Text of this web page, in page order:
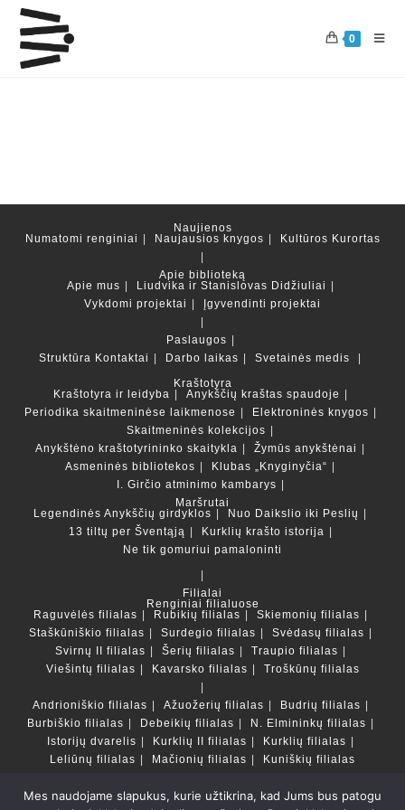
Skip
content
0
Naujienos
Numatomi renginiai
Naujausios knygos Kultūros Kurortas
Apie biblioteką
Apie mus
Liudvika ir Stanislovas Didžiuliai
Vykdomi projektai
Įgyvendinti projektai
Paslaugos
Struktūra Kontaktai Darbo laikas
Svetainės medis
Kraštotyra
Kraštotyra ir leidyba
Anykščių kraštas spaudoje
Periodika skaitmeninėse laikmenose
Elektroninės knygos
Skaitmeninės kolekcijos
Anykštėno kraštotyrininko skaitykla
Žymūs anykštėnai
Asmeninės bibliotekos
Klubas „Knyginyčia“
I. Girčio atminimo kambarys
Maršrutai
Legendinės Anykščių girdyklos
Nuo Daikslio iki Peslių
13 tiltų per Šventąją
Kurklių krašto istorija
Ne tik gomuriui pamaloninti
Filialai
Renginiai filialuose
Raguvėlės filialas
Rubikių filialas
Skiemonių filialas
Staškūniškio filialas
Surdegio filialas
Svėdasų filialas
Svirnų II filialas
Šerių filialas
Traupio filialas
Viešintų filialas
Kavarsko filialas Troškūnų filialas
Andrioniškio filialas Ažuožerių filialas
Budrių filialas
Burbiškio filialas
Debeikių filialas
N. Elmininkų filialas
Istorijų dvarelis
Kurklių II filialas
Kurklių filialas
Leliūnų filialas
Mačionių filialas Kuniškių filialas
Duomenų bazės ir katalogai
Mes naudojame slapukus, kurie užtikrina, kad Jums bus patogu